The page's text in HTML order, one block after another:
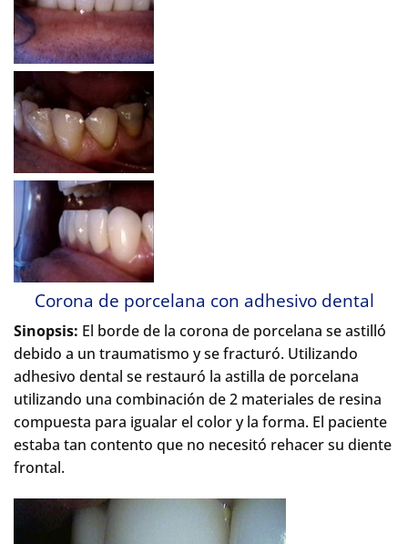
Corona de porcelana con adhesivo dental
Sinopsis: El borde de la corona de porcelana se astilló
debido a un traumatismo y se fracturó. Utilizando
adhesivo dental se restauró la astilla de porcelana
utilizando una combinación de 2 materiales de resina
compuesta para igualar el color y la forma. El paciente
estaba tan contento que no necesitó rehacer su diente
frontal.